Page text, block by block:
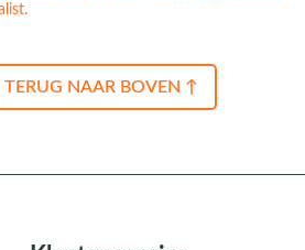
TERUG NAAR BOVEN ↑